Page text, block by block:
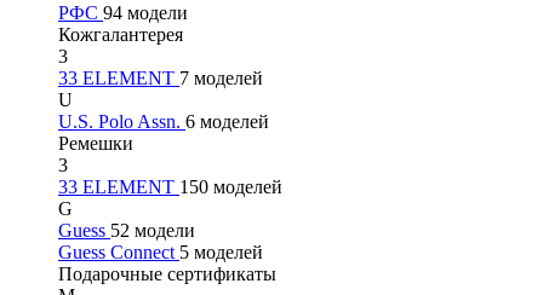
РФС 94 модели
Кожгалантерея
3
33 ELEMENT 7 моделей
U
U.S. Polo Assn. 6 моделей
Ремешки
3
33 ELEMENT 150 моделей
G
Guess 52 модели
Guess Connect 5 моделей
Подарочные сертификаты